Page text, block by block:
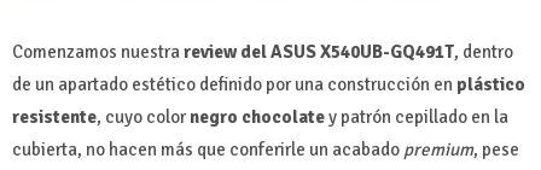
Comenzamos nuestrareview del ASUS X540UB-GQ491T, dentro
de un apartado estético definido por una construcción en plástico
resistente, cuyo color negro chocolatey patrón cepillado en la
cubierta, no hacen más que conferirle un acabado premium, pese